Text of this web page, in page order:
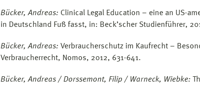
Bücker, Andreas: Clinical Legal Education – eine an US-
in Deutschland Fuß fasst, in: Beck’scher Studienführer,
Bücker, Andreas: Verbraucherschutz im Kaufrecht –
Verbraucherrecht, Nomos, 2012, 631-641.
Bücker, Andreas / Dorssemont, Filip / Warneck, Wiebke: